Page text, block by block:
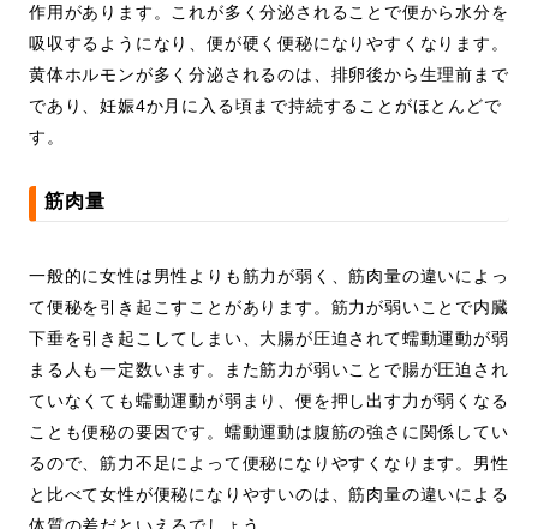
作用があります。これが多く分泌されることで便から水分を
吸収するようになり、便が硬く便秘になりやすくなります。
黄体ホルモンが多く分泌されるのは、排卵後から生理前まで
であり、妊娠4か月に入る頃まで持続することがほとんどで
す。
筋肉量
一般的に女性は男性よりも筋力が弱く、筋肉量の違いによっ
て便秘を引き起こすことがあります。筋力が弱いことで内臓
下垂を引き起こしてしまい、大腸が圧迫されて蠕動運動が弱
まる人も一定数います。また筋力が弱いことで腸が圧迫され
ていなくても蠕動運動が弱まり、便を押し出す力が弱くなる
ことも便秘の要因です。蠕動運動は腹筋の強さに関係してい
るので、筋力不足によって便秘になりやすくなります。男性
と比べて女性が便秘になりやすいのは、筋肉量の違いによる
体質の差だといえるでしょう。